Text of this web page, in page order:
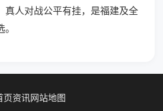
真人对战公平有挂，是福建及全
页资讯网站地图